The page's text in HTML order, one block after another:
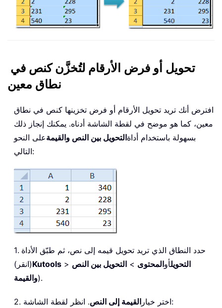
تحويل أو فرض الأرقام لتُخزَّن كنص في
نطاق معين
افترض أنك تريد تحويل الأرقام أو فرض تخزينها كنص في نطاق
معين، كما هو موضح في لقطة الشاشة أدناه. يمكنك إنجاز ذلك
بسهولة باستخدام أداةالتحويل بين النص والقيمةعلى النحو
التالي:
1. حدد النطاق الذي تريد تحويل قيمه إلى نص، ثم طبّق الأداة
(انقر)Kutools > التحويلأوالمحتوى > التحويل بين النص
والقيمة).
2. اختر خيار القيمة إلى النص . انظر لقطة الشاشة: